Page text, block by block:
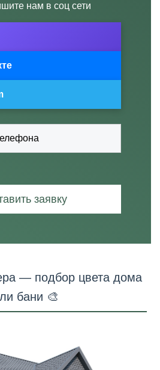
нам в соц сети
заявку
— подбор цвета дома
бани 🎨